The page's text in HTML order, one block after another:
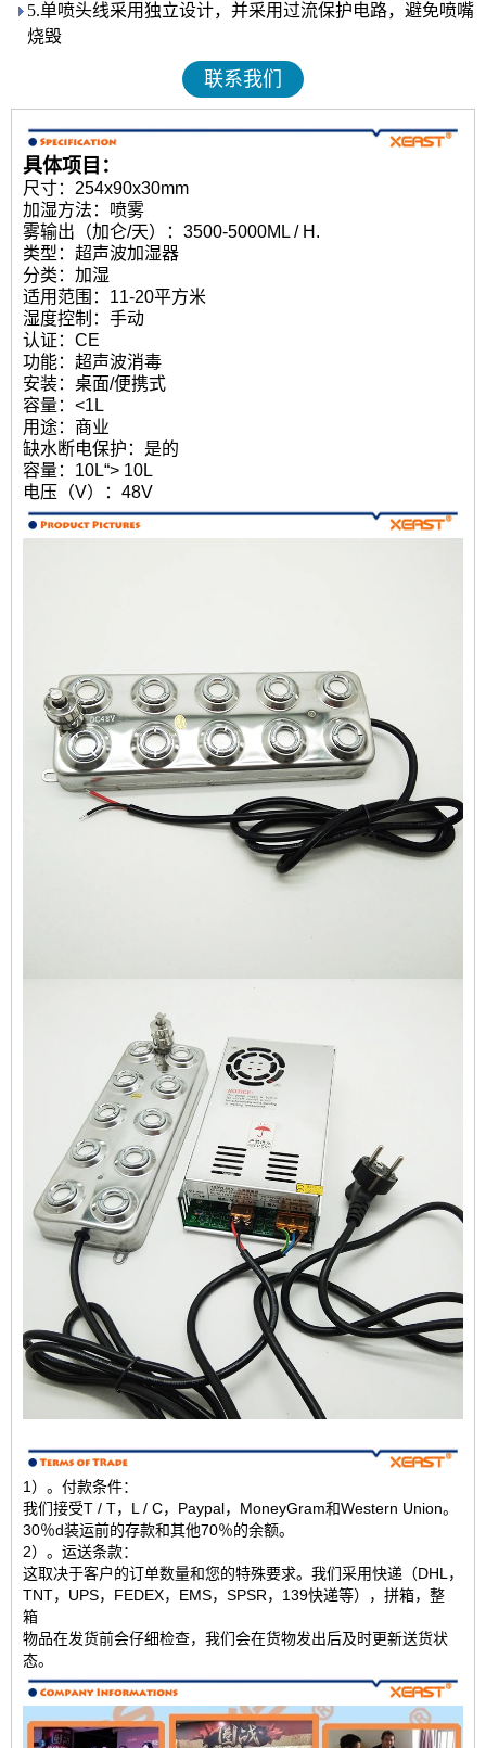
5.单喷头线采用独立设计，并采用过流保护电路，避免喷嘴
烧毁
联系我们
具体项目：
尺寸：254x90x30mm
加湿方法：喷雾
雾输出（加仑/天）：3500-5000ML / H.
类型：超声波加湿器
分类：加湿
适用范围：11-20平方米
湿度控制：手动
认证：CE
功能：超声波消毒
安装：桌面/便携式
容量：<1L
用途：商业
缺水断电保护：是的
容量：10L“> 10L
电压（V）：48V
1）。付款条件：
我们接受T / T，L / C，Paypal，MoneyGram和Western Union。
30％d装运前的存款和其他70％的余额。
2）。运送条款：
这取决于客户的订单数量和您的特殊要求。我们采用快递（DHL，
TNT，UPS，FEDEX，EMS，SPSR，139快递等），拼箱，整
箱
物品在发货前会仔细检查，我们会在货物发出后及时更新送货状
态。